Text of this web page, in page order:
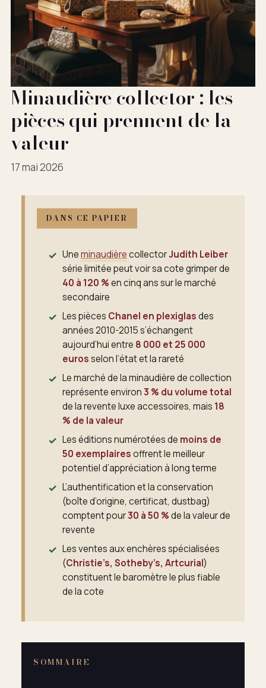
Minaudière collector : les
pièces qui prennent de la
valeur
17 mai 2026
DANS CE PAPIER
UneminaudièrecollectorJudith Leiber
série limitée peut voir sa cote grimper de
40 à 120 %en cinq ans sur le marché
secondaire
Les pièces Chanel en plexiglasdes
années 2010-2015 s’échangent
aujourd’hui entre 8 000 et 25 000
eurosselon l’état et la rareté
Le marché de la minaudière de collection
représente environ3 % du volume total
de la revente luxe accessoires, mais 18
% de la valeur
Les éditions numérotées de moins de
50 exemplairesoffrent le meilleur
potentiel d’appréciation à long terme
L’authentification et la conservation
(boîte d’origine, certificat, dustbag)
comptent pour30 à 50 %de la valeur de
revente
Les ventes aux enchères spécialisées
(Christie’s, Sotheby’s, Artcurial)
constituent le baromètre le plus fiable
de la cote
SOMMAIRE